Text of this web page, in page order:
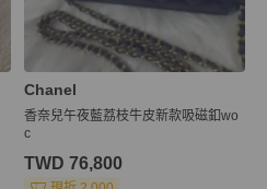
Chanel
香奈兒午夜藍荔枝牛皮新款吸磁釦wo
c
TWD 76,800